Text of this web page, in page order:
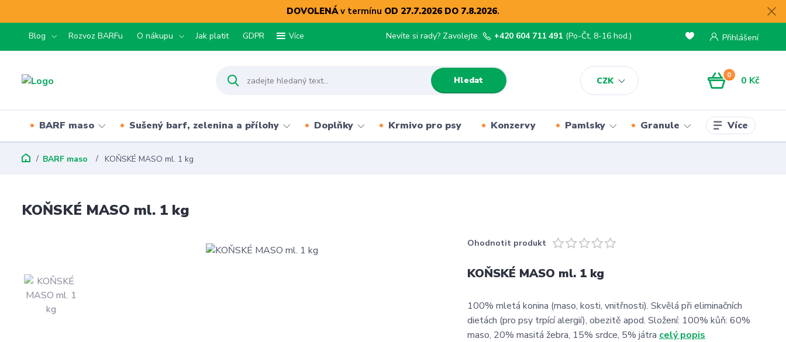
DOVOLENÁv termínu OD 27.7.2026 DO 7.8.2026.
Blog Rozvoz BARFu O nákupu Jak platit GDPR Více
CZK
Přihlášení
Hledat
Nevíte si rady? Zavolejte. +420 604 711 491 (Po-Čt, 8-16 hod.)
0 0 Kč
BARF maso Sušený barf, zelenina a přílohy Doplňky Krmivo pro psy Konzervy Pamlsky Granule Více
BARF maso KOŇSKÉ MASO ml. 1 kg
KOŇSKÉ MASO ml. 1 kg
Ohodnotit produkt
KOŇSKÉ MASO ml. 1 kg
100% mletá konina (maso, kosti, vnitřnosti). Skvělá při eliminačních
dietách (pro psy trpící alergií), obezitě apod. Složení: 100% kůň: 60%
maso, 20% masitá žebra, 15% srdce, 5% játra celý popis